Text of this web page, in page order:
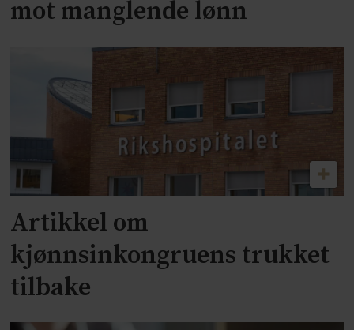
mot manglende lønn
Artikkel om
kjønnsinkongruens trukket
tilbake